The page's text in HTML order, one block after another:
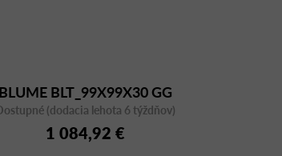
BLUME BLT_99X99X30 GG
FNP 3455
(dodacia lehota 6 týždňov)
1 084,92 €